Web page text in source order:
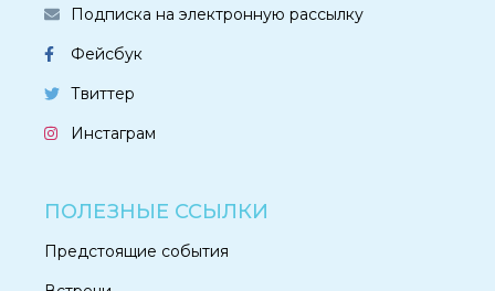
Подписка на электронную рассылку
Фейсбук
Твиттер
Инстаграм
ПОЛЕЗНЫЕ ССЫЛКИ
Предстоящие события